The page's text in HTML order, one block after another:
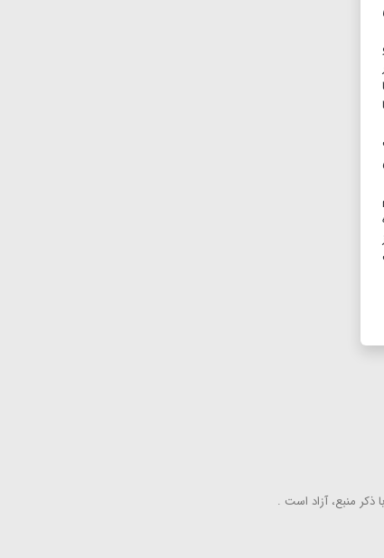
ذكر منبع، آزاد است .